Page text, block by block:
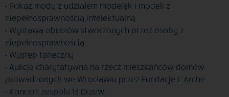
• Pokaz mody z udziałem modelek i modeli z
niepełnosprawnością intelektualną
• Wystawa obrazów stworzonych przez osoby z
niepełnosprawnością
• Występ taneczny
• Aukcja charytatywna na rzecz mieszkańców domów
prowadzonych we Wrocławiu przez Fundację L’Arche
• Koncert zespołu 13 Drzew.